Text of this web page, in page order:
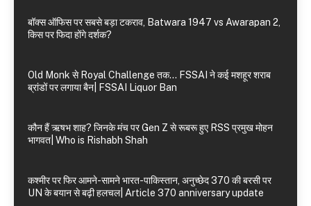
बॉक्स ऑफिस पर सबसे बड़ा टकराव, Batwara 1947 vs Awarapan 2,
किस पर फिदा होंगे दर्शक?
Old Monk से Royal Challenge तक… FSSAI ने कई मशहूर शराब
ब्रांडों पर लगाया बैन| FSSAI Liquor Ban
कौन हैं ऋषभ शाह? जिनके मंच पर Gen Z से रूबरू हुए RSS प्रमुख मोहन
भागवत| Who is Rishabh Shah
कश्मीर पर फिर आमने-सामने भारत-पाकिस्तान, अनुच्छेद 370 की बरसी पर
UN के बयान से बढ़ी हलचल| Article 370 anniversary update